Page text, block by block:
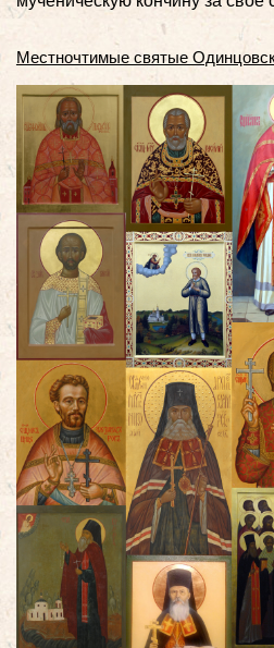
Местночтимые святые